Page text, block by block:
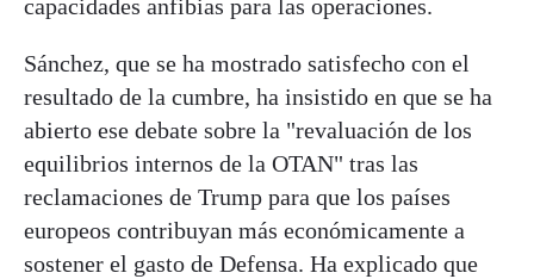
capacidades anfibias para las operaciones.
Sánchez, que se ha mostrado satisfecho con el
resultado de la cumbre, ha insistido en que se ha
abierto ese debate sobre la "revaluación de los
equilibrios internos de la OTAN" tras las
reclamaciones de Trump para que los países
europeos contribuyan más económicamente a
sostener el gasto de Defensa. Ha explicado que